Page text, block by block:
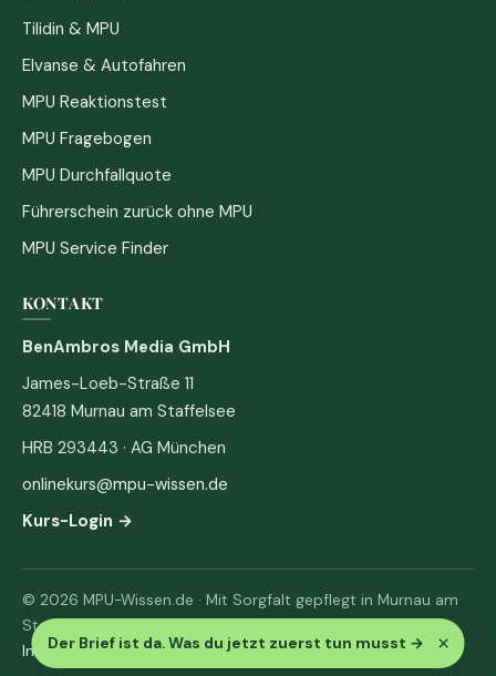
Der Brief ist da. Was du jetzt zuerst tun musst → ×
Tilidin & MPU
Elvanse & Autofahren
MPU Reaktionstest
MPU Fragebogen
MPU Durchfallquote
Führerschein zurück ohne MPU
MPU Service Finder
KONTAKT
BenAmbros Media GmbH
James-Loeb-Straße 11
82418 Murnau am Staffelsee
HRB 293443 · AG München
onlinekurs@mpu-wissen.de
Kurs-Login →
© 2026 MPU-Wissen.de · Mit Sorgfalt gepflegt in Murnau am
Staffelsee
Impressum· Datenschutz & AGB